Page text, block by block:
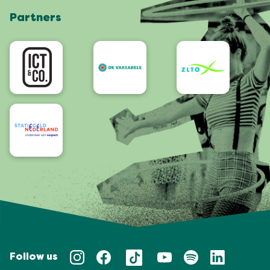
App
Bereikbaarheid/Toegankelijkheid
Partners
Follow us